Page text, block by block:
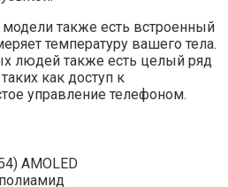
модели также есть встроенный
температуру вашего тела.
людей также есть целый ряд
как доступ к
управление телефоном.
AMOLED